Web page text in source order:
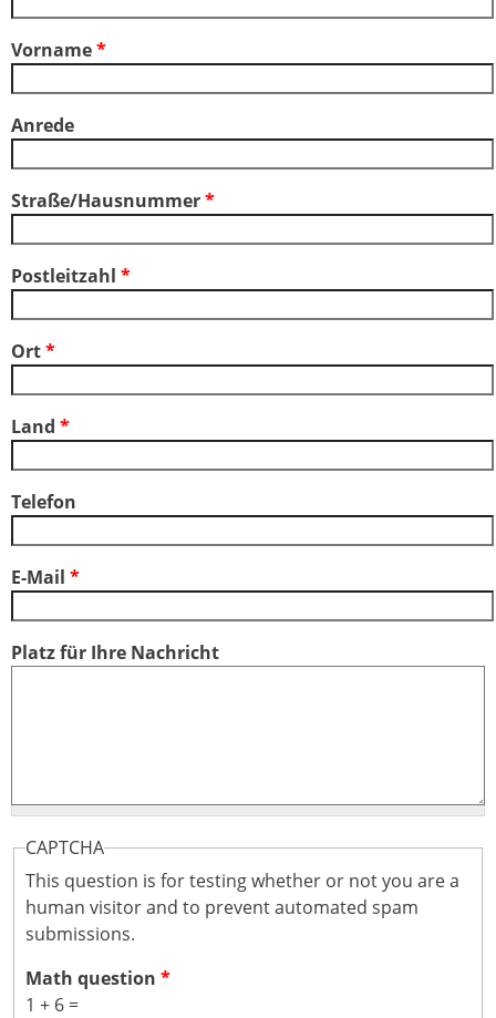
Vorname*
Anrede
Straße/Hausnummer*
Postleitzahl *
Ort*
Land *
Telefon
E-Mail *
Platz für Ihre Nachricht
CAPTCHA
This question is for testing whether or not you are a
human visitor and to prevent automated spam
submissions.
Math question *
1 + 6 =